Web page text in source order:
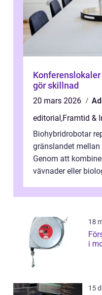
gör skillnad
20 mars 2026
editorial,Framtid &
Biohybridrobotar
gränslandet
Genom att
vävnader eller
18
i
15